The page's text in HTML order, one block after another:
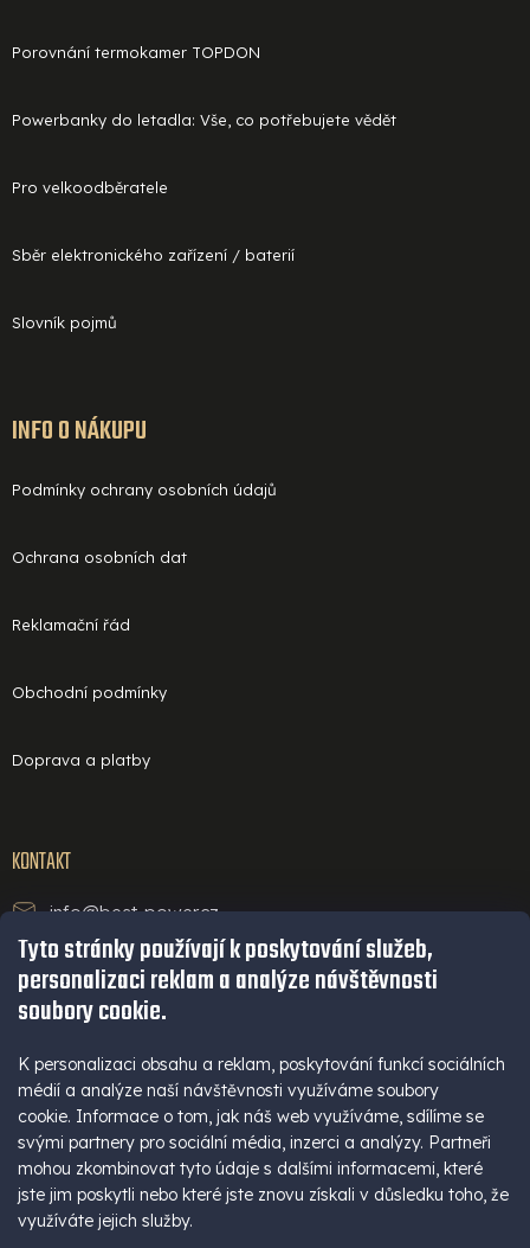
Tyto stránky používají k poskytování služeb,
personalizaci reklam a analýze návštěvnosti
soubory cookie.
K personalizaci obsahu a reklam, poskytování funkcí sociálních
médií a analýze naší návštěvnosti využíváme soubory
cookie. Informace o tom, jak náš web využíváme, sdílíme se
svými partnery pro sociální média, inzerci a analýzy. Partneři
mohou zkombinovat tyto údaje s dalšími informacemi, které
jste jim poskytli nebo které jste znovu získali v důsledku toho, že
využíváte jejich služby.
Porovnání termokamer TOPDON
Powerbanky do letadla: Vše, co potřebujete vědět
Pro velkoodběratele
Sběr elektronického zařízení / baterií
Slovník pojmů
INFO O NÁKUPU
Podmínky ochrany osobních údajů
Ochrana osobních dat
Reklamační řád
Obchodní podmínky
Doprava a platby
KONTAKT
info@best-power.cz
technická podpora a servis
+420 771 234 568
+420 777 109 009
(Po - Pá 9-16 hod)
+420 777 109 009